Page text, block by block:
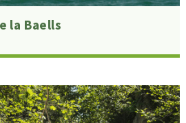
la Baells